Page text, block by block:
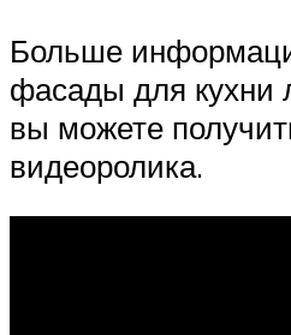
Больше
фасады для кухни
вы можете
видеоролика.